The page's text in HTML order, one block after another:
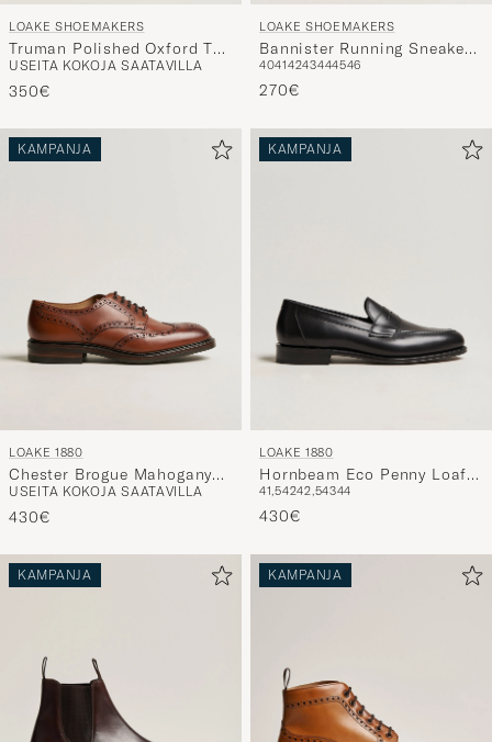
LOAKE SHOEMAKERS
Truman Polished Oxford Toe
Cap Black
USEITA KOKOJA SAATAVILLA
350€
LOAKE SHOEMAKERS
Bannister Running Sneaker
Dark Brown Suede
40414243444546
270€
KAMPANJA
LOAKE 1880
Chester Brogue Mahogany
Burnished Calf
USEITA KOKOJA SAATAVILLA
430€
KAMPANJA
LOAKE 1880
Hornbeam Eco Penny Loafer
Black Calf
41,54242,54344
430€
KAMPANJA KAMPANJA